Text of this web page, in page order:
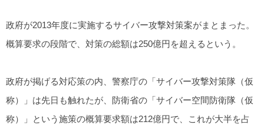
政府が2013年度に実施するサイバー攻撃対策案がまとまった。
概算要求の段階で、対策の総額は250億円を超えるという。
政府が掲げる対応策の内、警察庁の「サイバー攻撃対策隊（仮
称）」は先日も触れたが、防衛省の「サイバー空間防衛隊（仮
称）」という施策の概算要求額は212億円で、これが大半を占